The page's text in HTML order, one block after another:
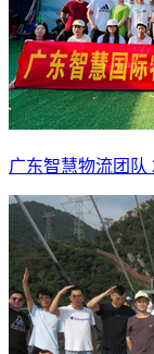
广东智慧物流团队